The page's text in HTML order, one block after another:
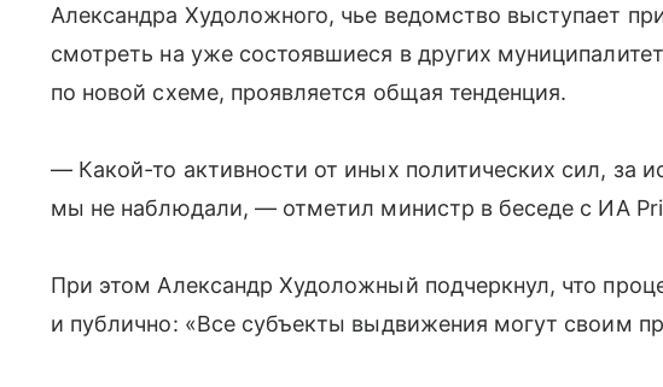
Александра Худоложного, чье ведомство выступает
смотреть на уже состоявшиеся в других
по новой схеме, проявляется общая тенденция.
— Какой-то активности от иных политических сил, за
мы не наблюдали, — отметил министр в беседе с ИА
При этом Александр Худоложный подчеркнул, что
и публично: «Все субъекты выдвижения могут своим